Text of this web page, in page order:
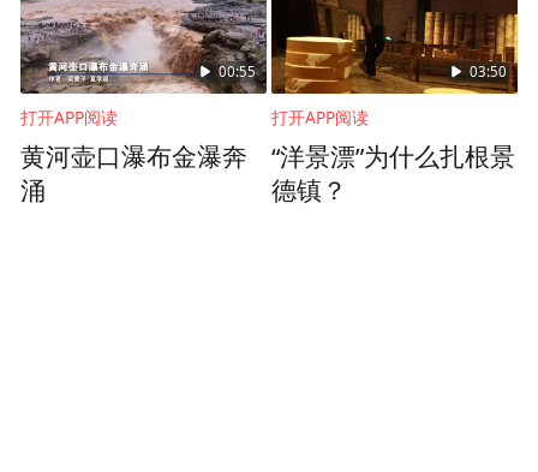
00:55
打开APP阅读
黄河壶口瀑布金瀑奔
涌
03:50
打开APP阅读
“洋景漂”为什么扎根景
德镇？